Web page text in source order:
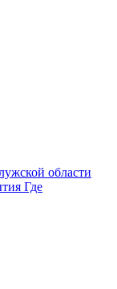
Где